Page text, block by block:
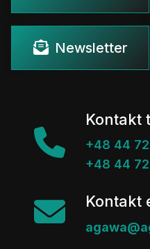
Newsletter
Kontakt
+48 44
+48 44
Kontakt